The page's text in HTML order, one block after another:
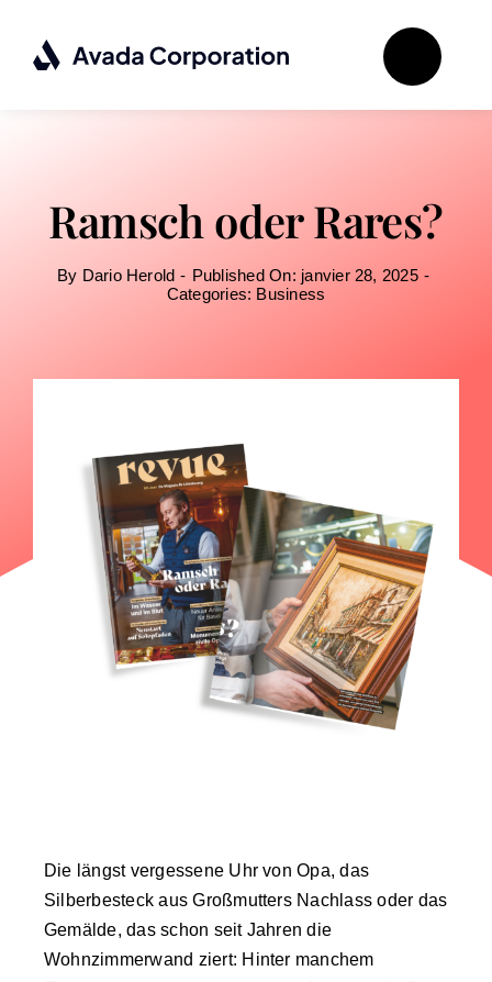
contenu
Ramsch oder Rares?
By Dario Herold - Published On: janvier 28, 2025 -
Categories: Business
Die längst vergessene Uhr von Opa, das
Silberbesteck aus Großmutters Nachlass oder das
Gemälde, das schon seit Jahren die
Wohnzimmerwand ziert: Hinter manchem